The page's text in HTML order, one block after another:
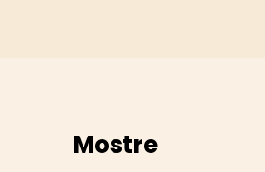
Mostre